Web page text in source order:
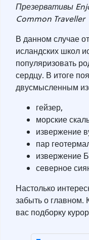
Презервативы
Common Traveller
В данном случае
исландских школ
популяризовать
сердцу. В итоге
двусмысленным
гейзер,
морские
извержение
пар
извержение
северное
Настолько
забыть о главном.
вас подборку